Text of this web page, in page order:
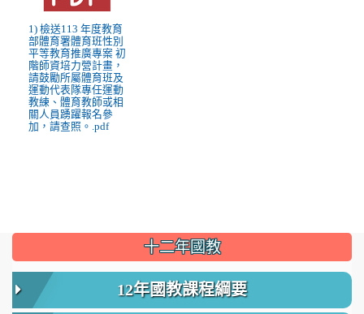
1) 檢送113 年度教育
部體育署體育班性別
平等教育推廣專案 初
階師資培力營計畫，
請鼓勵所屬體育班及
運動代表隊專任運動
教練、體育教師或相
關人員踴躍報名參
加，請查照。.pdf
::: 十二年國教
12年國教課程綱要